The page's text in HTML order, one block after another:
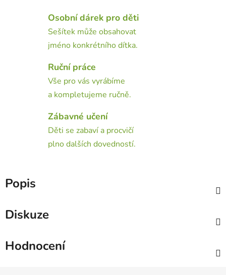
Osobní dárek pro děti
Sešítek může obsahovat
jméno konkrétního dítka.
Ruční práce
Vše pro vás vyrábíme
a kompletujeme ručně.
Zábavné učení
Děti se zabaví a procvičí
plno dalších dovedností.
Popis
Diskuze
Hodnocení